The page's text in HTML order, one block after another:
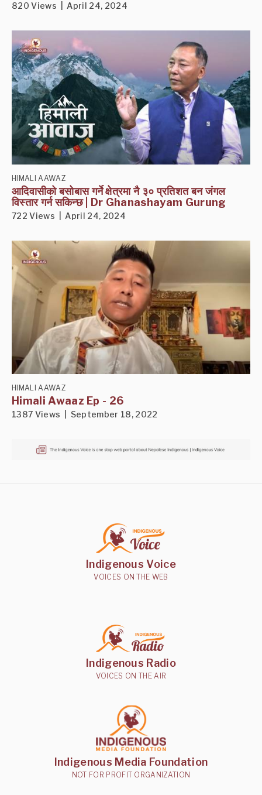
820 Views | April 24, 2024
HIMALI AAWAZ
आदिवासीको बसोबास गर्ने क्षेत्रमा नै ३० प्रतिशत बन जंगल
विस्तार गर्न सकिन्छ | Dr Ghanashayam Gurung
722 Views | April 24, 2024
HIMALI AAWAZ
Himali Awaaz Ep - 26
1387 Views | September 18, 2022
Indigenous Voice
VOICES ON THE WEB
Indigenous Radio
VOICES ON THE AIR
Indigenous Media Foundation
NOT FOR PROFIT ORGANIZATION